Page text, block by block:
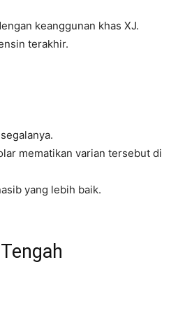
keanggunan khas XJ.
terakhir.
mematikan varian tersebut di
yang lebih baik.